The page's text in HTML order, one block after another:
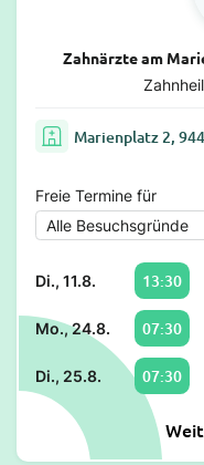
Zahnärzte am
Marienplatz 2,
Freie Termine für
Di., 11.8. 13:30
Mo., 24.8. 07:30
Di., 25.8. 07:30